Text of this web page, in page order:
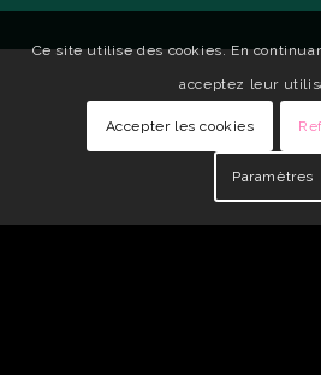
Ce site utilise des cookies. En
acceptez leur
Accepter les cookies
Paramètres